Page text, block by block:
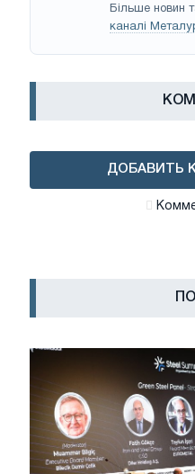
Більше новин
каналі
ДОБАВИТЬ